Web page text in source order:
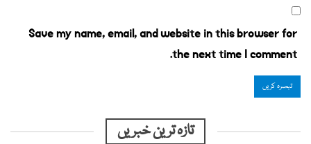
Save my name, email, and website in this browser for
the next time I comment.
تازہ ترین خبریں